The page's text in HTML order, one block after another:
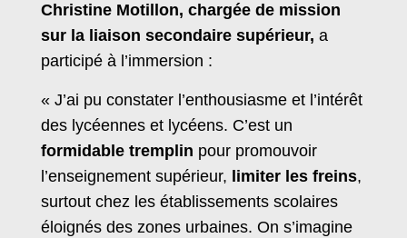
Christine Motillon, chargée de mission
sur la liaison secondaire supérieur, a
participé à l’immersion :
« J’ai pu constater l’enthousiasme et l’intérêt
des lycéennes et lycéens. C’est un
formidable tremplin pour promouvoir
l’enseignement supérieur, limiter les freins,
surtout chez les établissements scolaires
éloignés des zones urbaines. On s’imagine